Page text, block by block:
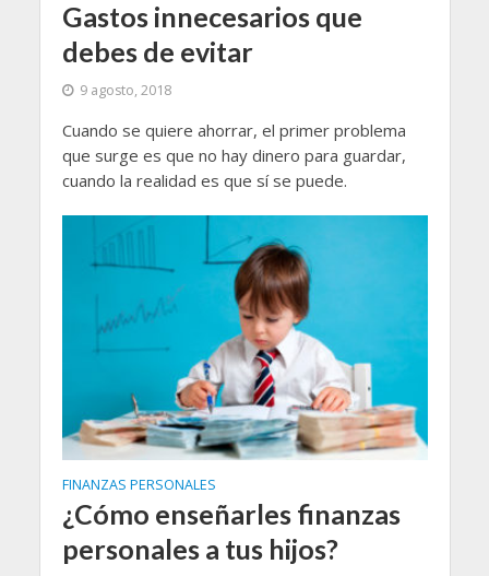
Gastos innecesarios que
debes de evitar
9 agosto, 2018
Cuando se quiere ahorrar, el primer problema
que surge es que no hay dinero para guardar,
cuando la realidad es que sí se puede.
FINANZAS PERSONALES
¿Cómo enseñarles finanzas
personales a tus hijos?